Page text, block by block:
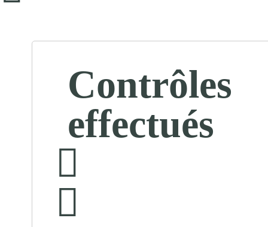
Contrôles
effectués